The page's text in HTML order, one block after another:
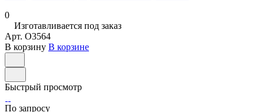
0
Изготавливается под заказ
Арт. O3564
В корзину В корзине
Быстрый просмотр
По запросу